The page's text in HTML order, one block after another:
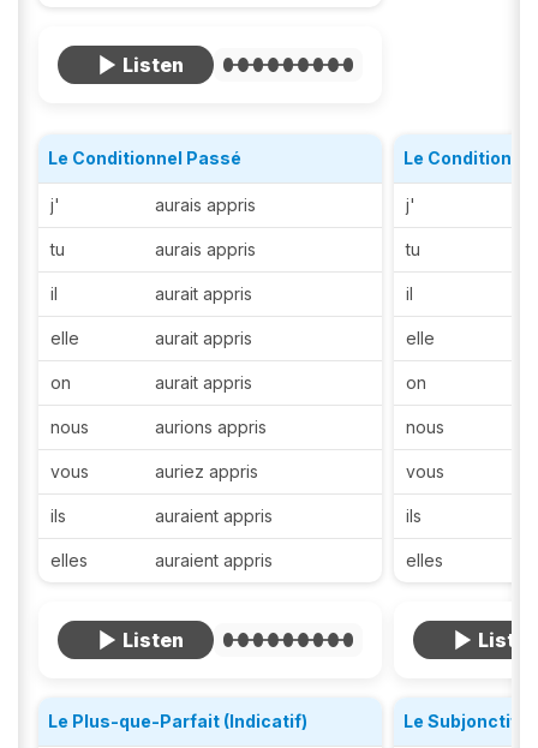
Le Conditionnel Passé
j' aurais appris
tu aurais appris
il aurait appris
elle aurait appris
on aurait appris
nous aurions appris
vous auriez appris
ils auraient appris
elles auraient appris
Le Plus-que-Parfait (Indicatif)
Le
j'
tu
il
elle
on
nous
vous
ils
elles
Le Subjonctif